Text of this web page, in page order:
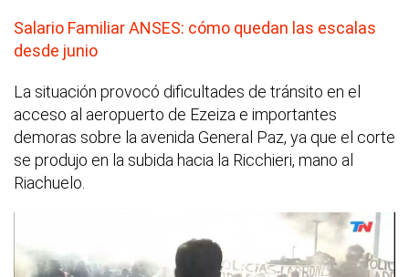
Salario Familiar ANSES: cómo quedan las escalas
desde junio
La situación provocó dificultades de tránsito en el
acceso al aeropuerto de Ezeiza e importantes
demoras sobre la avenida General Paz, ya que el corte
se produjo en la subida hacia la Ricchieri, mano al
Riachuelo.